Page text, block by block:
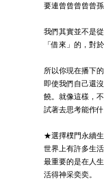
要連曾曾曾曾曾
我們其實並不是
「借來」的，對
所以你現在播下
即使我們自己還
饒。就像這樣，
試著去思考能作
★選擇樸門永續生
世界上有許多生活
最重要的是在人生
活得神采奕奕。